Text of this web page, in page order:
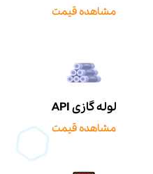
مشاهده قیمت
لوله گازی API
مشاهده قیمت